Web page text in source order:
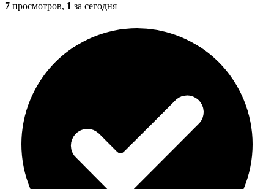
7 просмотров, 1 за сегодня